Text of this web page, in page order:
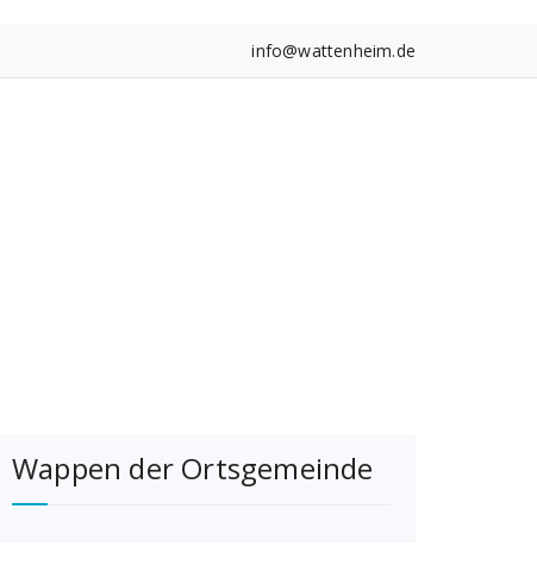
info@wattenheim.de
Wappen der Ortsgemeinde